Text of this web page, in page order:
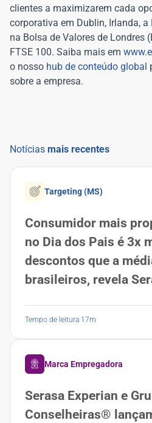
clientes a maximizarem cada
corporativa em Dublin, Irlanda,
na Bolsa de Valores de Londres
FTSE 100. Saiba mais em
o nosso hub de conteúdo global
sobre a empresa.
Notícias mais recentes
Targeting (MS)
Consumidor mais
no Dia dos Pais é 3x
descontos que a
brasileiros, revela
Tempo de leitura 17m
Marca Empregadora
Serasa Experian e
Conselheiras®